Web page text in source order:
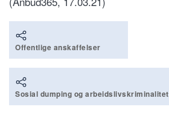
Offentlige anskaffelser
Sosial dumping og arbeidslivskriminalitet